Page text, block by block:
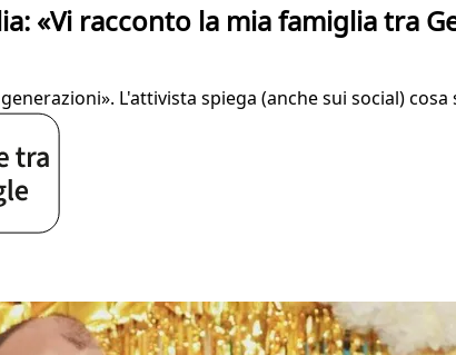
«Vi racconto la mia famiglia tra
L'attivista spiega (anche sui social)